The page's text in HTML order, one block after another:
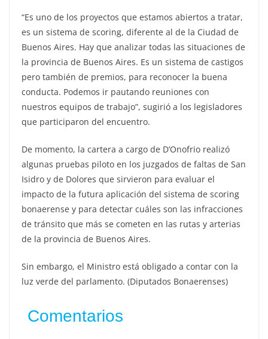
“Es uno de los proyectos que estamos abiertos a tratar,
es un sistema de scoring, diferente al de la Ciudad de
Buenos Aires. Hay que analizar todas las situaciones de
la provincia de Buenos Aires. Es un sistema de castigos
pero también de premios, para reconocer la buena
conducta. Podemos ir pautando reuniones con
nuestros equipos de trabajo”, sugirió a los legisladores
que participaron del encuentro.
De momento, la cartera a cargo de D’Onofrio realizó
algunas pruebas piloto en los juzgados de faltas de San
Isidro y de Dolores que sirvieron para evaluar el
impacto de la futura aplicación del sistema de scoring
bonaerense y para detectar cuáles son las infracciones
de tránsito que más se cometen en las rutas y arterias
de la provincia de Buenos Aires.
Sin embargo, el Ministro está obligado a contar con la
luz verde del parlamento. (Diputados Bonaerenses)
Comentarios